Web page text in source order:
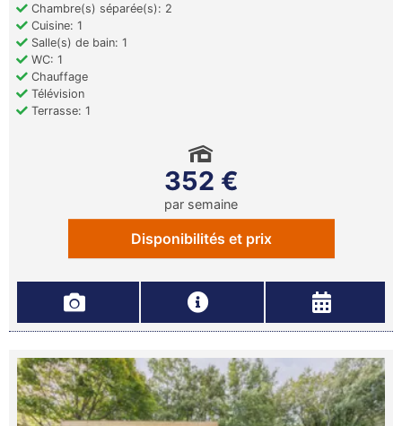
Chambre(s) séparée(s): 2
Cuisine: 1
Salle(s) de bain: 1
WC: 1
Chauffage
Télévision
Terrasse: 1
352 €
par semaine
Disponibilités et prix